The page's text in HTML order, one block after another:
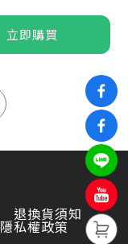
退換貨須知
隱私權政策